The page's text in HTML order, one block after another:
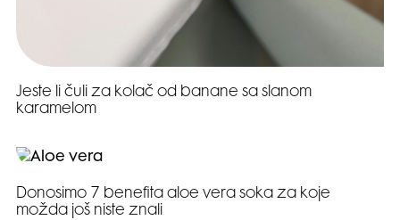
Jeste li čuli za kolač od banane sa slanom
karamelom
Donosimo 7 benefita aloe vera soka za koje
možda još niste znali